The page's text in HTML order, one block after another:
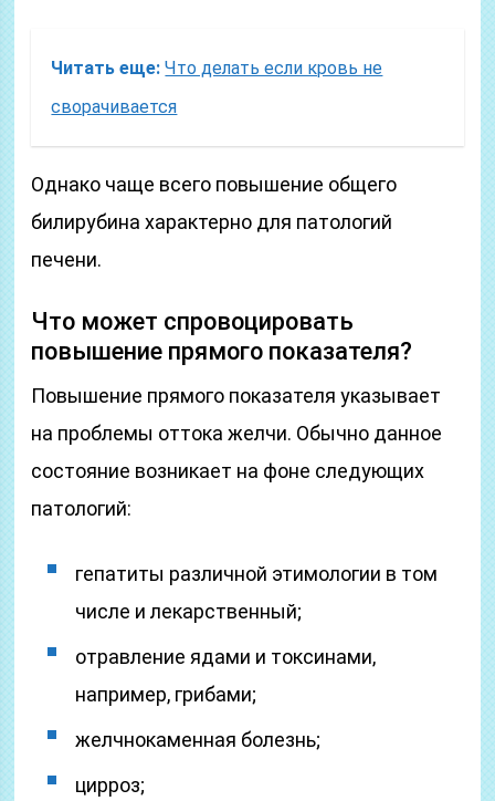
Читать еще: Что делать если кровь не
сворачивается
Однако чаще всего повышение общего
билирубина характерно для патологий
печени.
Что может спровоцировать
повышение прямого показателя?
Повышение прямого показателя указывает
на проблемы оттока желчи. Обычно данное
состояние возникает на фоне следующих
патологий:
гепатиты различной этимологии в том
числе и лекарственный;
отравление ядами и токсинами,
например, грибами;
желчнокаменная болезнь;
цирроз;